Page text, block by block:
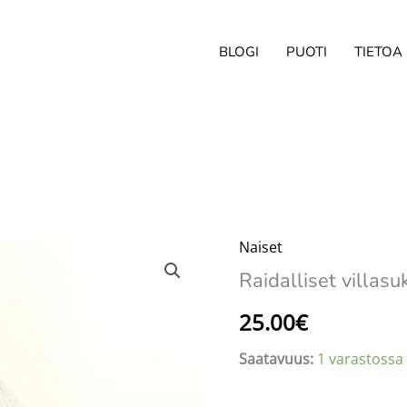
BLOGI PUOTI TIETOA
Naiset
Raidalliset
25.00€
Saatavuus: 1 varastossa